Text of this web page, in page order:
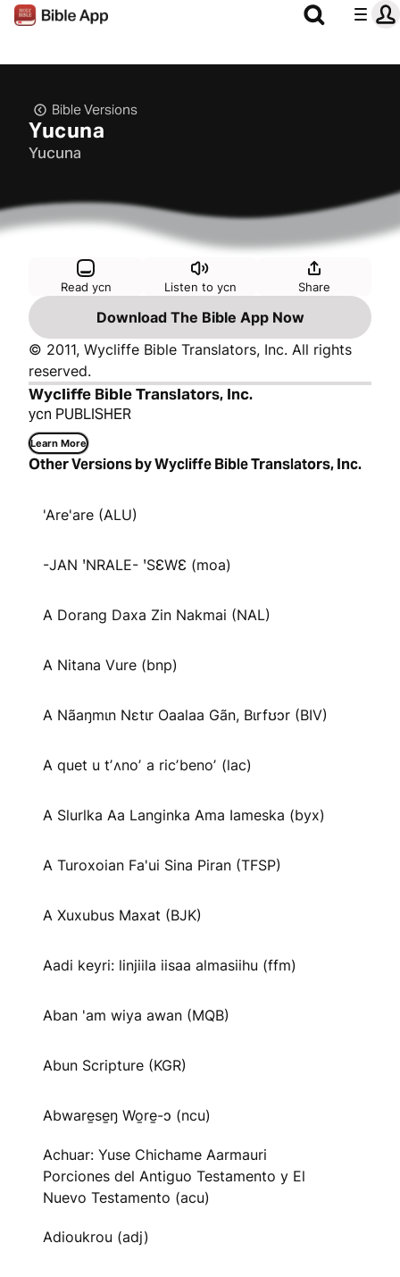
Bible Versions
Yucuna
Yucuna
Read ycn Listen to ycn Share
Download The Bible App Now
© 2011, Wycliffe Bible Translators, Inc. All rights
reserved.
Wycliffe Bible Translators, Inc.
ycn PUBLISHER
Learn More
Other Versions by Wycliffe Bible Translators, Inc.
'Are'are (ALU)
-JAN ꞌNRALE- ꞌSƐWƐ (moa)
A Dorang Daxa Zin Nakmai (NAL)
A Nitana Vure (bnp)
A Nãaŋmɩn Nɛtɩr Oaalaa Gãn, Bɩrfʊɔr (BIV)
A quet u tʼʌnoʼ a ricʼbenoʼ (lac)
A Slurlka Aa Langinka Ama Iameska (byx)
A Turoxoian Fa'ui Sina Piran (TFSP)
A Xuxubus Maxat (BJK)
Aadi keyri: linjiila iisaa almasiihu (ffm)
Aban 'am wiya awan (MQB)
Abun Scripture (KGR)
Abware̱se̱ŋ Wo̱re̱-ɔ (ncu)
Achuar: Yuse Chichame Aarmauri
Porciones del Antiguo Testamento y El
Nuevo Testamento (acu)
Adioukrou (adj)